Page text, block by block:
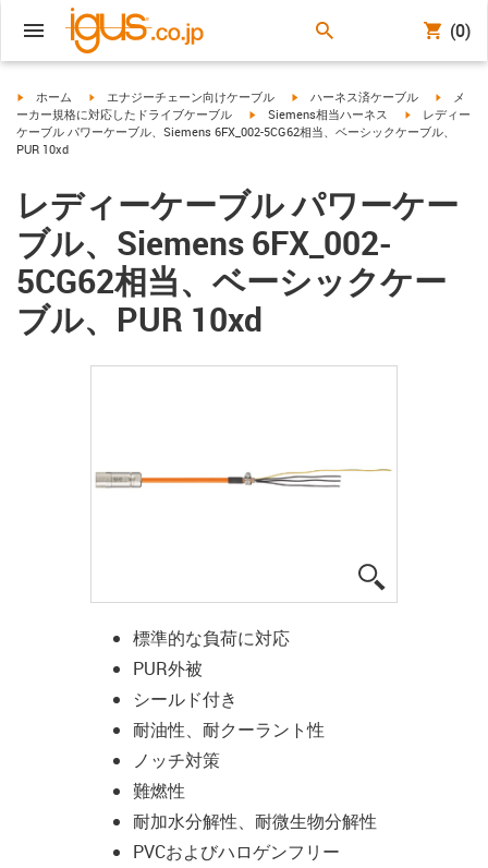
(0)
igus-icon-arrow-right
ホーム igus-icon-arrow-right
エナジーチェーン向けケーブル igus-icon-arrow-right
ハーネス済ケーブル igus-
メ
ーカー規格に対応したドライブケーブル
igus-icon-arrow-right
Siemens相当ハーネス igus-icon-
レディー
ケーブル パワーケーブル、Siemens 6FX_002-5CG62相当、ベーシックケーブル、
PUR 10xd
レディーケーブル パワーケー
ブル、Siemens 6FX_002-
5CG62相当、ベーシックケー
ブル、PUR 10xd
標準的な負荷に対応
PUR外被
シールド付き
耐油性、耐クーラント性
ノッチ対策
難燃性
耐加水分解性、耐微生物分解性
PVCおよびハロゲンフリー